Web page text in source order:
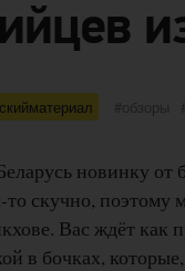
категории
обзоры
новинку от
то скучно,
Вас ждёт как
в бочках,